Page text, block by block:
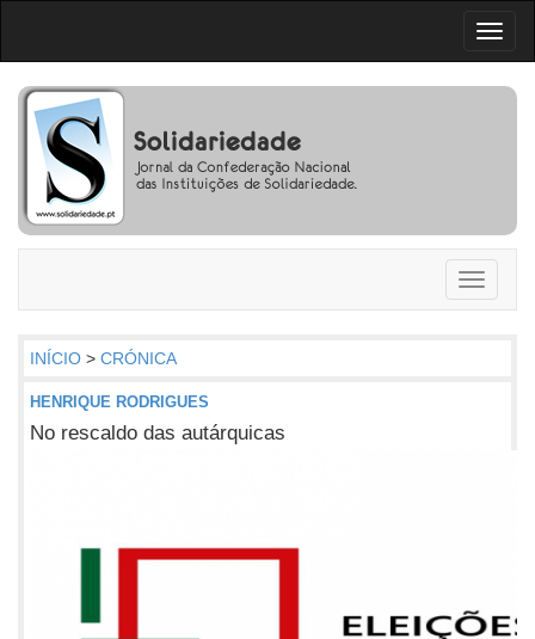
Toggle
INÍCIO > CRÓNICA
HENRIQUE RODRIGUES
No rescaldo das autárquicas